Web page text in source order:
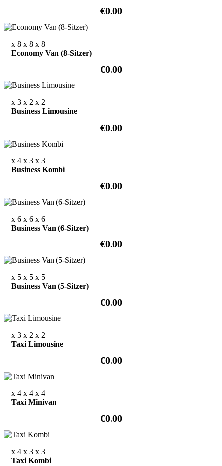
€0.00
x 8 x 8 x 8
Economy Van (8-Sitzer)
€0.00
x 3 x 2 x 2
Business Limousine
€0.00
x 4 x 3 x 3
Business Kombi
€0.00
x 6 x 6 x 6
Business Van (6-Sitzer)
€0.00
x 5 x 5 x 5
Business Van (5-Sitzer)
€0.00
x 3 x 2 x 2
Taxi Limousine
€0.00
x 4 x 4 x 4
Taxi Minivan
€0.00
x 4 x 3 x 3
Taxi Kombi